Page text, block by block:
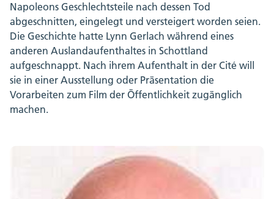
Napoleons Geschlechtsteile nach dessen Tod
abgeschnitten, eingelegt und versteigert worden seien.
Die Geschichte hatte Lynn Gerlach während eines
anderen Auslandaufenthaltes in Schottland
aufgeschnappt. Nach ihrem Aufenthalt in der Cité will
sie in einer Ausstellung oder Präsentation die
Vorarbeiten zum Film der Öffentlichkeit zugänglich
machen.